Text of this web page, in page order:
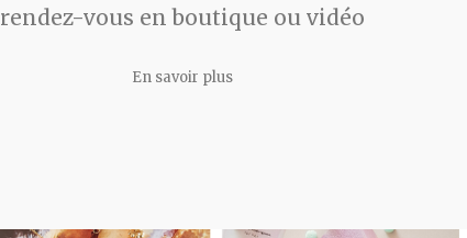
rendez-vous en boutique ou vidéo
En savoir plus